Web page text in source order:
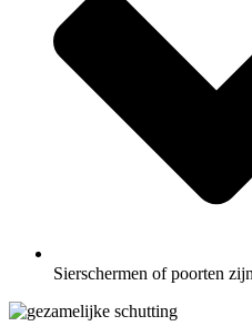
Sierschermen of poorten